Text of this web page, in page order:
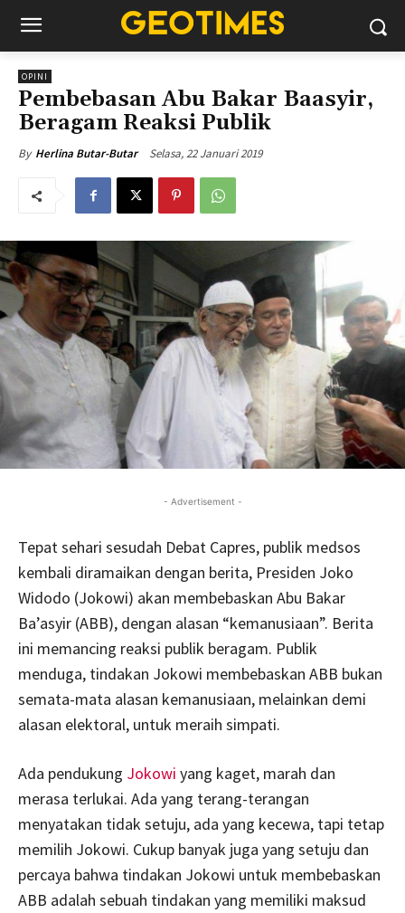
OPINI
Pembebasan Abu Bakar Baasyir,
Beragam Reaksi Publik
By Herlina Butar-Butar Selasa, 22 Januari 2019
- Advertisement -
Tepat sehari sesudah Debat Capres, publik medsos
kembali diramaikan dengan berita, Presiden Joko
Widodo (Jokowi) akan membebaskan Abu Bakar
Ba’asyir (ABB), dengan alasan “kemanusiaan”. Berita
ini memancing reaksi publik beragam. Publik
menduga, tindakan Jokowi membebaskan ABB bukan
semata-mata alasan kemanusiaan, melainkan demi
alasan elektoral, untuk meraih simpati.
Ada pendukung Jokowi yang kaget, marah dan
merasa terlukai. Ada yang terang-terangan
menyatakan tidak setuju, ada yang kecewa, tapi tetap
memilih Jokowi. Cukup banyak juga yang setuju dan
percaya bahwa tindakan Jokowi untuk membebaskan
ABB adalah sebuah tindakan yang memiliki maksud